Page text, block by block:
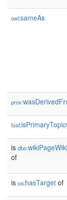
owl:sameAs
prov:
foaf:
is dbo:
of
is oa:hasTarget of